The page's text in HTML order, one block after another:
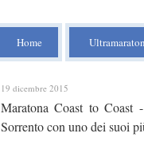
Home
19 dicembre 2015
Maratona Coast to
Sorrento con uno dei suoi